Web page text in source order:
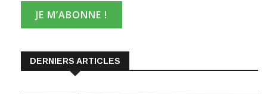
DERNIERS ARTICLES